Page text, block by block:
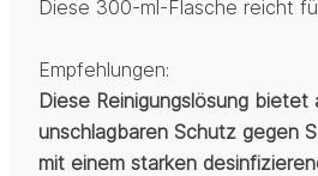
Diese 300-ml-Flasche reicht
Empfehlungen:
Diese Reinigungslösung bietet
unschlagbaren Schutz gegen
mit einem starken